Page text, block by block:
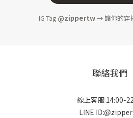
IG Tag @zippertw→ 讓你的穿
聯絡我們
線上客服 14:00-
LINE